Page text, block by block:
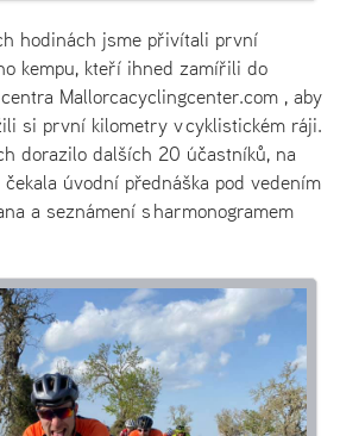
hodinách jsme přivítali první
kempu, kteří ihned zamířili do
Mallorcacyclingcenter.com , aby
si první kilometry v cyklistickém ráji.
dorazilo dalších 20 účastníků, na
úvodní přednáška pod vedením
a seznámení s harmonogramem